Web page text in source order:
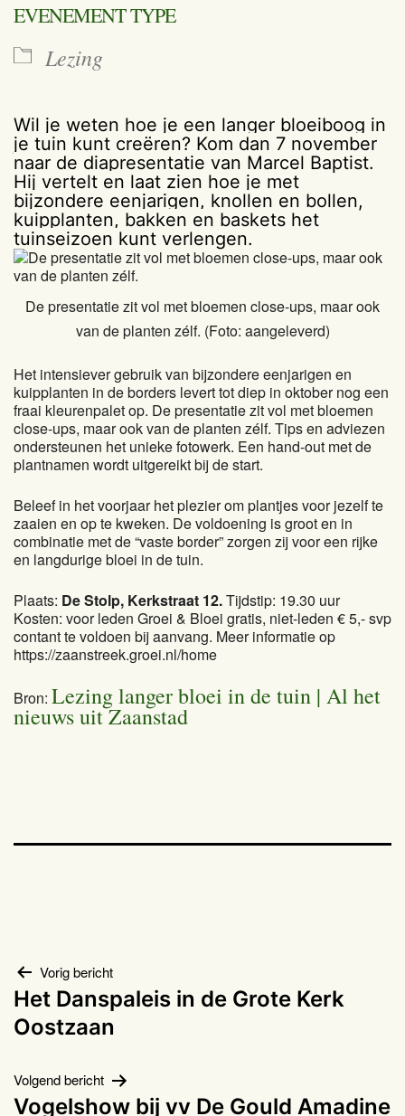
EVENEMENT TYPE
Lezing
Wil je weten hoe je een langer bloeiboog in
je tuin kunt creëren? Kom dan 7 november
naar de diapresentatie van Marcel Baptist.
Hij vertelt en laat zien hoe je met
bijzondere eenjarigen, knollen en bollen,
kuipplanten, bakken en baskets het
tuinseizoen kunt verlengen.
De presentatie zit vol met bloemen close-ups, maar ook
van de planten zélf. (Foto: aangeleverd)
Het intensiever gebruik van bijzondere eenjarigen en
kuipplanten in de borders levert tot diep in oktober nog een
fraai kleurenpalet op. De presentatie zit vol met bloemen
close-ups, maar ook van de planten zélf. Tips en adviezen
ondersteunen het unieke fotowerk. Een hand-out met de
plantnamen wordt uitgereikt bij de start.
Beleef in het voorjaar het plezier om plantjes voor jezelf te
zaaien en op te kweken. De voldoening is groot en in
combinatie met de “vaste border” zorgen zij voor een rijke
en langdurige bloei in de tuin.
Plaats: De Stolp, Kerkstraat 12.Tijdstip: 19.30 uur
Kosten: voor leden Groei & Bloei gratis, niet-leden € 5,- svp
contant te voldoen bij aanvang. Meer informatie op
https://zaanstreek.groei.nl/home
Bron: Lezing langer bloei in de tuin | Al het
nieuws uit Zaanstad
Bericht
navigatie
Vorig bericht
Het Danspaleis in de Grote Kerk
Oostzaan
Volgend bericht
Vogelshow bij vv De Gould Amadine